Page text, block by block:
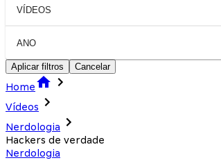
VÍDEOS
ANO
Aplicar filtros Cancelar
Home
Vídeos
Nerdologia
Hackers de verdade
Nerdologia